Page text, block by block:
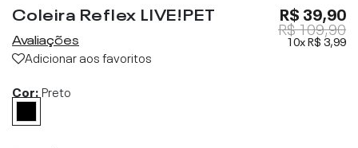
Coleira Reflex LIVE!PET
Avaliações
Adicionar aos favoritos
R$ 39,90
R$ 109,90
10xR$ 3,99
Cor:Preto